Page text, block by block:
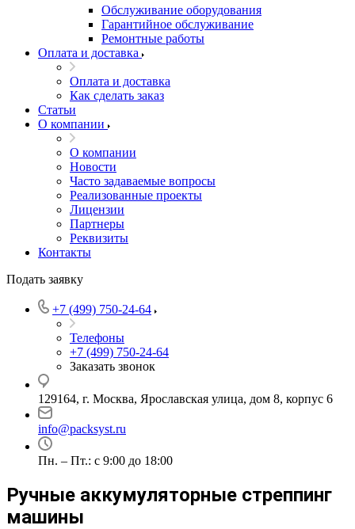
Обслуживание оборудования
Гарантийное обслуживание
Ремонтные работы
Оплата и доставка
Оплата и доставка
Как сделать заказ
Статьи
О компании
О компании
Новости
Часто задаваемые вопросы
Реализованные проекты
Лицензии
Партнеры
Реквизиты
Контакты
Подать заявку
+7 (499) 750-24-64
Телефоны
+7 (499) 750-24-64
Заказать звонок
129164, г. Москва, Ярославская улица, дом 8, корпус 6
info@packsyst.ru
Пн. – Пт.: с 9:00 до 18:00
Ручные аккумуляторные стреппинг
машины